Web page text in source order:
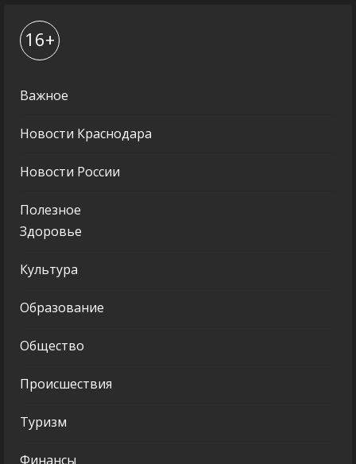
16+
Важное
Новости Краснодара
Новости России
Полезное
Здоровье
Культура
Образование
Общество
Происшествия
Туризм
Финансы